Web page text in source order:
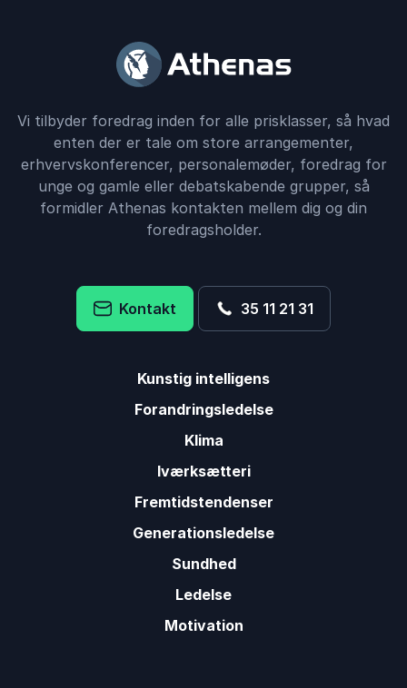
Vi tilbyder foredrag inden for alle prisklasser, så hvad
enten der er tale om store arrangementer,
erhvervskonferencer, personalemøder, foredrag for
unge og gamle eller debatskabende grupper, så
formidler Athenas kontakten mellem dig og din
foredragsholder.
Kontakt 35 11 21 31
Kunstig intelligens
Forandringsledelse
Klima
Iværksætteri
Fremtidstendenser
Generationsledelse
Sundhed
Ledelse
Motivation